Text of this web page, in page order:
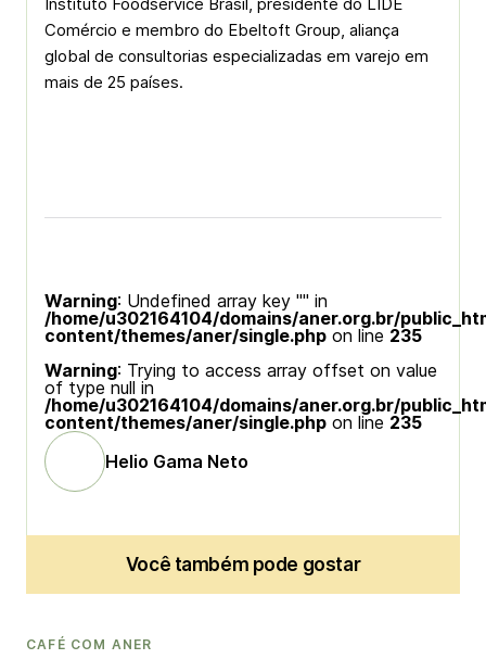
Comércio e membro do Ebeltoft Group, aliança
global de consultorias especializadas em varejo em
mais de 25 países.
Warning: Undefined array key "" in
/home/u302164104/domains/aner.org.br/
content/themes/aner/single.php on line 235
Warning: Trying to access array offset on value
of type null in
/home/u302164104/domains/aner.org.br/
content/themes/aner/single.php on line 235
Helio Gama Neto
Você também pode gostar
CAFÉ COM ANER